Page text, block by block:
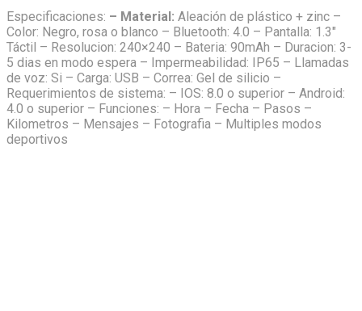
Especificaciones: – Material: Aleación de plástico + zinc –
Color: Negro, rosa o blanco – Bluetooth: 4.0 – Pantalla: 1.3″
Táctil – Resolucion: 240×240 – Bateria: 90mAh – Duracion: 3-
5 dias en modo espera – Impermeabilidad: IP65 – Llamadas
de voz: Si – Carga: USB – Correa: Gel de silicio –
Requerimientos de sistema: – IOS: 8.0 o superior – Android:
4.0 o superior – Funciones: – Hora – Fecha – Pasos –
Kilometros – Mensajes – Fotografia – Multiples modos
deportivos